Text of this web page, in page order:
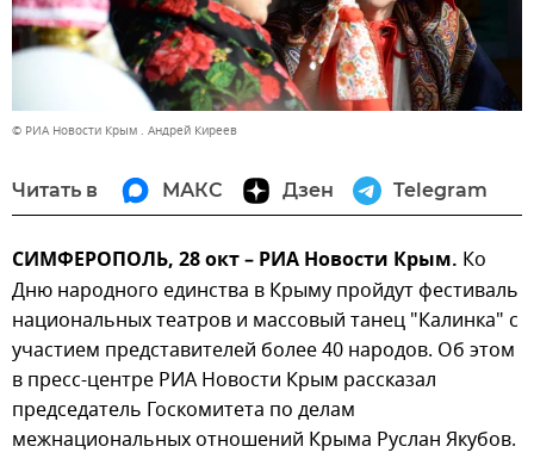
© РИА Новости Крым . Андрей Киреев
Читать в МАКС Дзен Telegram
СИМФЕРОПОЛЬ, 28 окт – РИА Новости Крым. Ко
Дню народного единства в Крыму пройдут фестиваль
национальных театров и массовый танец "Калинка" с
участием представителей более 40 народов. Об этом
в пресс-центре РИА Новости Крым рассказал
председатель Госкомитета по делам
межнациональных отношений Крыма Руслан Якубов.